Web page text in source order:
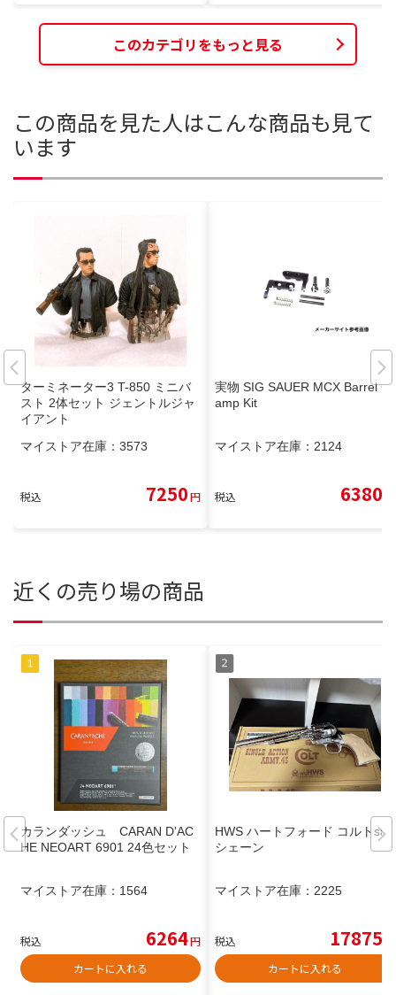
このカテゴリをもっと見る
この商品を見た人はこんな商品も見て
います
ターミネーター3 T-850 ミニバ
スト 2体セット ジェントルジャ
イアント
マイストア在庫： 3573
税込 7250円
実物 SIG SAUER MCX Barrel Cl
amp Kit
マイストア在庫： 2124
税込 6380
近くの売り場の商品
カランダッシュ CARAN D'AC
HE NEOART 6901 24色セット
マイストア在庫： 1564
税込 6264円
カートに入れる
HWS ハートフォード コルトsaa
シェーン
マイストア在庫： 2225
税込 17875
カートに入れる